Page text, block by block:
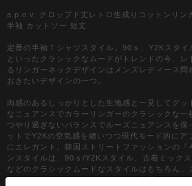
a.p.o.v. クロップド丈レトロ生成りコットンリン
半袖 カットソー 短丈
定番の半袖Ｔシャツスタイル。90ｓ、Y2Kスタ
といったクラシックなムードがトレンドの今、レ
るリンガーネックデザインはメンズレディース問
おきたいデザインの一つ。
肉感のあるしっかりとした生地感と一見してグッ
なニュアンスでカラーリンガーのクラシックな一
つやり過ぎないバランスでルーズニュアンスを保
ットでY2Kの空気感を纏いつつ現代モード的にア
にエレガント。韓国ストリートファッションの『
ンスタイルは、90ｓ/Y2Kスタイル、古着ミック
などのクラシックムードなスタイルはもちろん
イル、グランジといったカジュアル全般、さら